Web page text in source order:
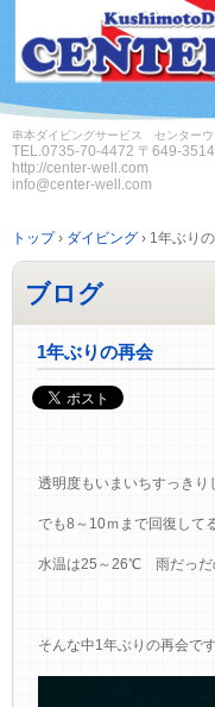
串本ダイビングサービス センター
TEL.0735-70-4472 〒649-
http://center-well.com
info@center-well.com
トップ› ダイビング › 1年ぶり
ブログ
1年ぶりの再会
透明度もいまいちすっきり
でも8～10ｍまで回復して
水温は25～26℃ 雨だっだ
そんな中1年ぶりの再会です